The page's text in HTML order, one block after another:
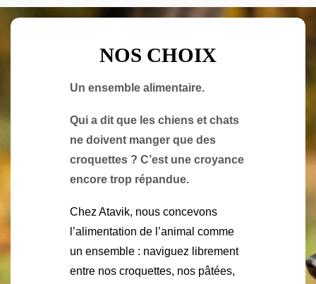
NOS CHOIX
Un ensemble alimentaire.
Qui a dit que les chiens et chats
ne doivent manger que des
croquettes ? C’est une croyance
encore trop répandue.
Chez Atavik, nous concevons
l’alimentation de l’animal comme
un ensemble : naviguez librement
entre nos croquettes, nos pâtées,